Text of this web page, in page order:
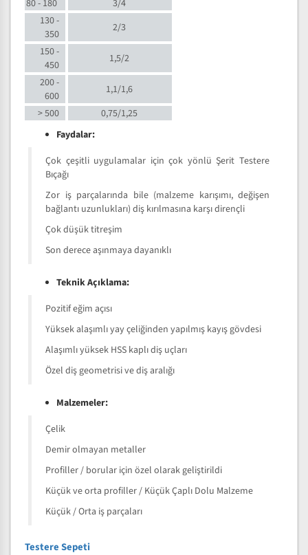
80 - 180
3/4
130 -
350
2/3
150 -
450
1,5/2
200 -
600
1,1/1,6
> 500
0,75/1,25
Faydalar:
Çok çeşitli uygulamalar için çok yönlü Şerit Testere
Bıçağı
Zor iş parçalarında bile (malzeme karışımı, değişen
bağlantı uzunlukları) diş kırılmasına karşı dirençli
Çok düşük titreşim
Son derece aşınmaya dayanıklı
Teknik Açıklama:
Pozitif eğim açısı
Yüksek alaşımlı yay çeliğinden yapılmış kayış gövdesi
Alaşımlı yüksek HSS kaplı diş uçları
Özel diş geometrisi ve diş aralığı
Malzemeler:
Çelik
Demir olmayan metaller
Profiller / borular için özel olarak geliştirildi
Küçük ve orta profiller / Küçük Çaplı Dolu Malzeme
Küçük / Orta iş parçaları
Testere Sepeti